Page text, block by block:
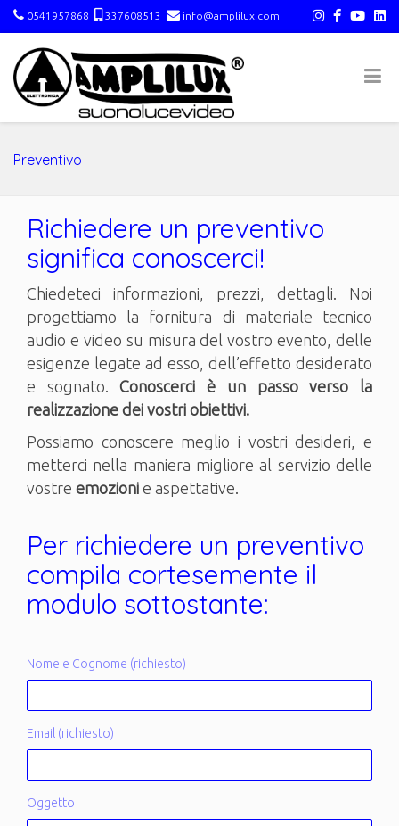
0541957868 337608513 info@amplilux.com
Preventivo
Richiedere un preventivo
significa conoscerci!
Chiedeteci informazioni, prezzi, dettagli. Noi
progettiamo la fornitura di materiale tecnico
audio e video su misura del vostro evento, delle
esigenze legate ad esso, dell’effetto desiderato
e sognato.Conoscerci è un passo verso la
realizzazione dei vostri obiettivi.
Possiamo conoscere meglio i vostri desideri, e
metterci nella maniera migliore al servizio delle
vostre emozioni e aspettative.
Per richiedere un preventivo
compila cortesemente il
modulo sottostante:
Nome e Cognome (richiesto)
Email (richiesto)
Oggetto